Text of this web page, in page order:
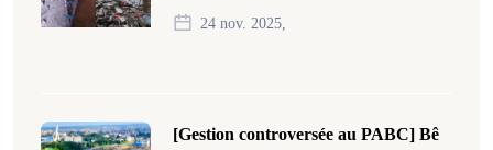
24 nov. 2025,
[Gestion controversée au PABC] Bê